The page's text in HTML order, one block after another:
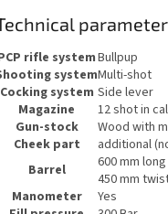
rifle systemBullpup
systemMulti-shot
Cocking system Side lever
Magazine
12 shot in
Gun-stock
Wood with
Cheek part
additional
Barrel
600 mm
450 mm
Manometer
Yes